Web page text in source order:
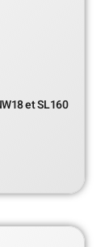
et SL160